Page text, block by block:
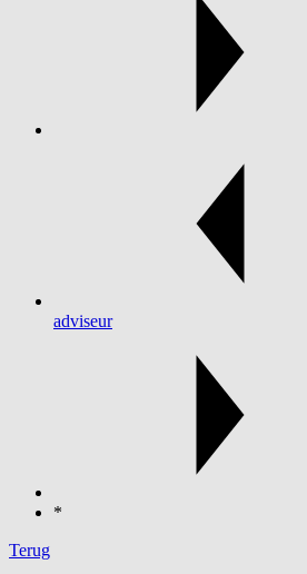
adviseur
*
Terug